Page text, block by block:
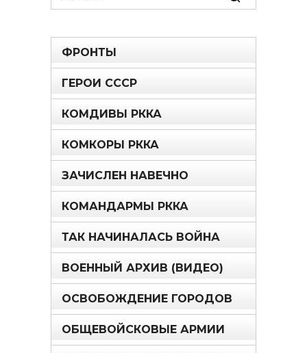
for:
ФРОНТЫ
ГЕРОИ СССР
КОМДИВЫ РККА
КОМКОРЫ РККА
ЗАЧИСЛЕН НАВЕЧНО
КОМАНДАРМЫ РККА
ТАК НАЧИНАЛАСЬ ВОЙНА
ВОЕННЫЙ АРХИВ (ВИДЕО)
ОСВОБОЖДЕНИЕ ГОРОДОВ
ОБЩЕВОЙСКОВЫЕ АРМИИ